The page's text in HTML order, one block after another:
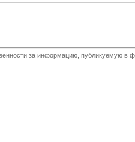
за информацию, публикуемую